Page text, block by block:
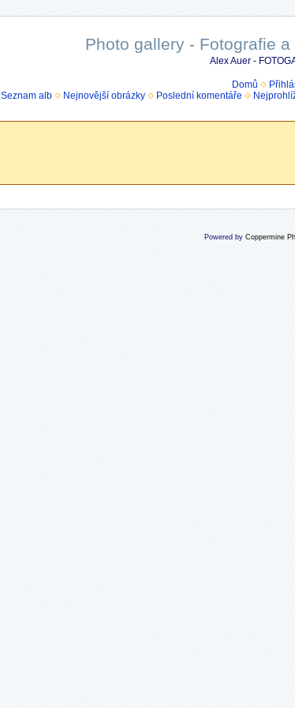
Photo gallery - Fotografie
Alex Auer -
Domů
Seznam alb
Nejnovější obrázky Poslední komentáře
Powered by Coppermine